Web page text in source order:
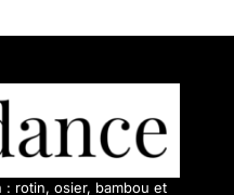
rotin, osier, bambou et